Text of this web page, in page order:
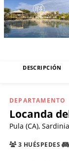
DESCRIPCIÓN
DEPARTAMENTO
Locanda
Pula (CA),
3 HUÉSPEDES